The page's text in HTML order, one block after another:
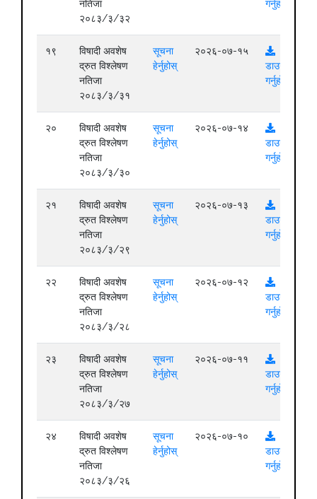
नतिजा
२०८३/३/३२
गर्नुहोस्
१९
विषादी अवशेष
द्रुत विश्लेषण
नतिजा
२०८३/३/३१
सूचना
हेर्नुहोस्
२०२६-०७-१५
डाउनलोड
गर्नुहोस्
२०
विषादी अवशेष
द्रुत विश्लेषण
नतिजा
२०८३/३/३०
सूचना
हेर्नुहोस्
२०२६-०७-१४
डाउनलोड
गर्नुहोस्
२१
विषादी अवशेष
द्रुत विश्लेषण
नतिजा
२०८३/३/२९
सूचना
हेर्नुहोस्
२०२६-०७-१३
डाउनलोड
गर्नुहोस्
२२
विषादी अवशेष
द्रुत विश्लेषण
नतिजा
२०८३/३/२८
सूचना
हेर्नुहोस्
२०२६-०७-१२
डाउनलोड
गर्नुहोस्
२३
विषादी अवशेष
द्रुत विश्लेषण
नतिजा
२०८३/३/२७
सूचना
हेर्नुहोस्
२०२६-०७-११
डाउनलोड
गर्नुहोस्
२४
विषादी अवशेष
द्रुत विश्लेषण
नतिजा
२०८३/३/२६
सूचना
हेर्नुहोस्
२०२६-०७-१०
डाउनलोड
गर्नुहोस्